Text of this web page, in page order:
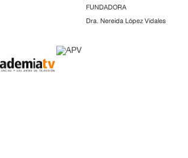
FUNDADORA
Dra. Nereida López Vidales